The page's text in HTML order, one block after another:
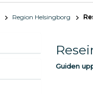
Region Helsingborg
Guiden